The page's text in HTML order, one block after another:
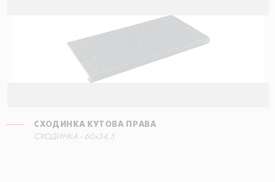
СХОДИНКА КУТОВА ПРАВА
СХОДИНКА - 60x34,5